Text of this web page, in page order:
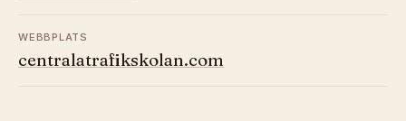
WEBBPLATS
centralatrafikskolan.com